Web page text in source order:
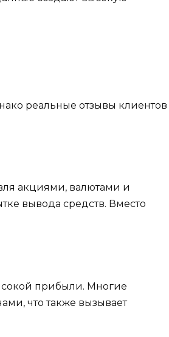
реальные отзывы клиентов
акциями, валютами и
вывода средств. Вместо
прибыли. Многие
что также вызывает